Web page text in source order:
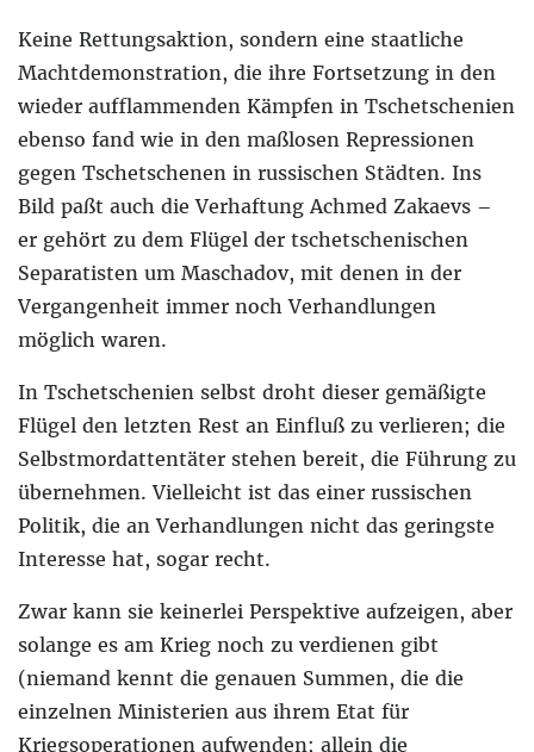
Keine Rettungsaktion, sondern eine staatliche
Machtdemonstration, die ihre Fortsetzung in den
wieder aufflammenden Kämpfen in Tschetschenien
ebenso fand wie in den maßlosen Repressionen
gegen Tschetschenen in russischen Städten. Ins
Bild paßt auch die Verhaftung Achmed Zakaevs –
er gehört zu dem Flügel der tschetschenischen
Separatisten um Maschadov, mit denen in der
Vergangenheit immer noch Verhandlungen
möglich waren.
In Tschetschenien selbst droht dieser gemäßigte
Flügel den letzten Rest an Einfluß zu verlieren; die
Selbstmordattentäter stehen bereit, die Führung zu
übernehmen. Vielleicht ist das einer russischen
Politik, die an Verhandlungen nicht das geringste
Interesse hat, sogar recht.
Zwar kann sie keinerlei Perspektive aufzeigen, aber
solange es am Krieg noch zu verdienen gibt
(niemand kennt die genauen Summen, die die
einzelnen Ministerien aus ihrem Etat für
Kriegsoperationen aufwenden; allein die